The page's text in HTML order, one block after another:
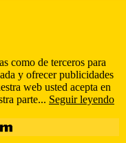
como de terceros para
y ofrecer publicidades
web usted acepta en
parte... Seguir leyendo